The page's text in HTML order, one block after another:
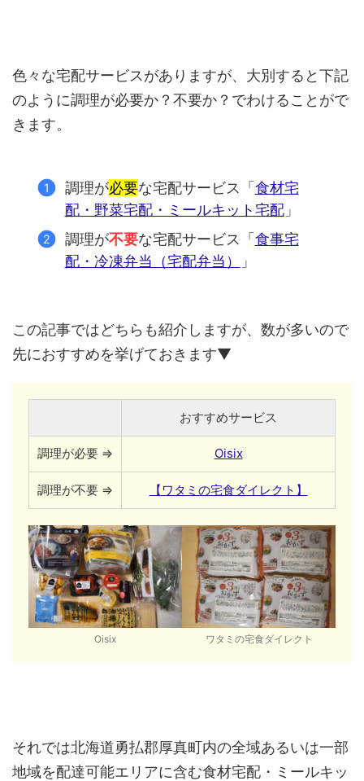
色々な宅配サービスがありますが、大別すると下記
のように調理が必要か？不要か？でわけることがで
きます。
調理が必要な宅配サービス「食材宅
配・野菜宅配・ミールキット宅配」
調理が不要な宅配サービス「食事宅
配・冷凍弁当（宅配弁当）
」
この記事ではどちらも紹介しますが、数が多いので
先におすすめを挙げておきます▼
おすすめサービス
調理が必要 ⇒ Oisix
調理が不要 ⇒ 【ワタミの宅食ダイレクト】
Oisix ワタミの宅食ダイレクト
それでは北海道勇払郡厚真町内の全域あるいは一部
地域を配達可能エリアに含む食材宅配・ミールキッ